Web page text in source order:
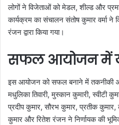
लोगों ने विजेताओं को मेडल, शील्ड और
कार्यक्रम का संचालन संतोष कुमार वर्मा ने
रंजन द्वारा किया गया।
सफल आयोजन में
इस आयोजन को सफल बनाने में तकनीकी
मधुलिका तिवारी, मुस्कान कुमारी, स्वीटी
प्रदीप कुमार, सौरभ कुमार, प्रतीक
कुमार और रितेश रंजन ने निर्णायक की